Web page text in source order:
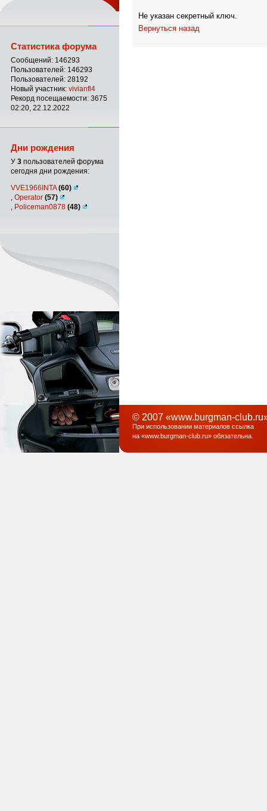
Не указан секретный ключ.
Вернуться назад
Статистика форума
Сообщений: 146293
Пользователей: 146293
Пользователей: 28192
Новый участник: vivianfl4
Рекорд посещаемости: 3675
02:20, 22.12.2022
Дни рождения
У 3 пользователей форума
сегодня дни рождения:
VVE1966INTA(60)
Operator (57)
Policeman0878 (48)
© 2007 «www.burgman-
При использовании материалов ссылка
на «www.burgman-club.ru» обязательна